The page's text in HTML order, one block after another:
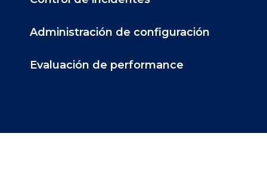
Administración de configuración
Evaluación de performance